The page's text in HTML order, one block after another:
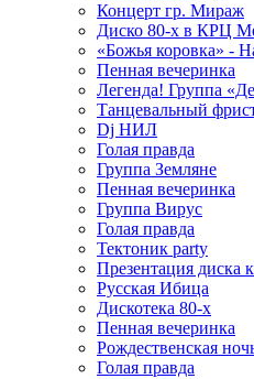
Концерт гр. Мираж
Диско 80-х в КРЦ
«Божья коровка» -
Пенная вечеринка
Легенда! Группа
Танцевальный
Dj НИЛ
Голая правда
Группа Земляне
Пенная вечеринка
Группа Вирус
Голая правда
Тектоник party
Презентация диска
Русская Ибица
Дискотека 80-х
Пенная вечеринка
Рождественская
Голая правда